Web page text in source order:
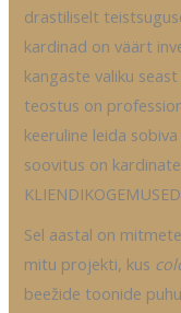
drastiliselt
kardinad on väärt
kangaste valiku
teostus on
keeruline leida
soovitus on
KLIENDIKOGEMUSED
Sel aastal on
mitu projekti, kus
beežide toonide